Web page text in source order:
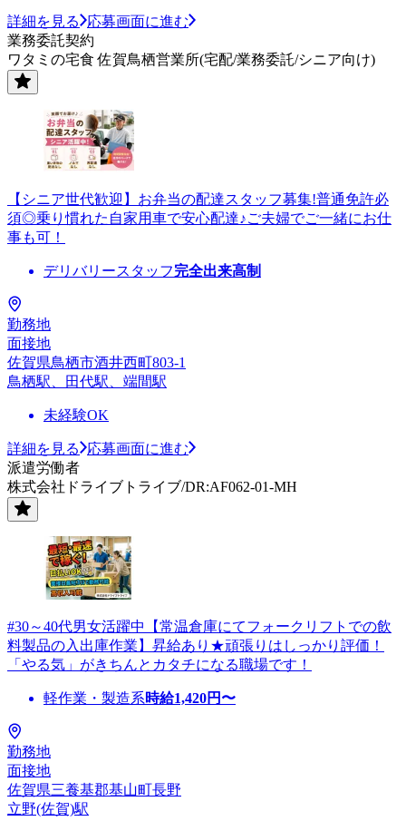
詳細を見る
応募画面に進む
業務委託契約
ワタミの宅食 佐賀鳥栖営業所(宅配/業務委託/シニア向け)
【シニア世代歓迎】お弁当の配達スタッフ募集!普通免許必
須◎乗り慣れた自家用車で安心配達♪ご夫婦でご一緒にお仕
事も可！
デリバリースタッフ完全出来高制
勤務地
面接地
佐賀県鳥栖市酒井西町803-1
鳥栖駅、田代駅、端間駅
未経験OK
詳細を見る
応募画面に進む
派遣労働者
株式会社ドライブトライブ/DR:AF062-01-MH
#30～40代男女活躍中【常温倉庫にてフォークリフトでの飲
料製品の入出庫作業】昇給あり★頑張りはしっかり評価！
「やる気」がきちんとカタチになる職場です！
軽作業・製造系時給1,420円〜
勤務地
面接地
佐賀県三養基郡基山町長野
立野(佐賀)駅